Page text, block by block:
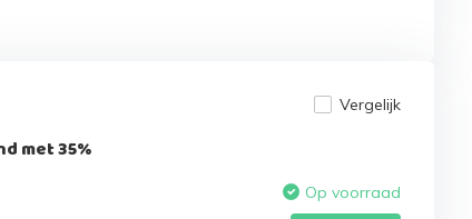
met 35%
Vergelijk
Op voorraad